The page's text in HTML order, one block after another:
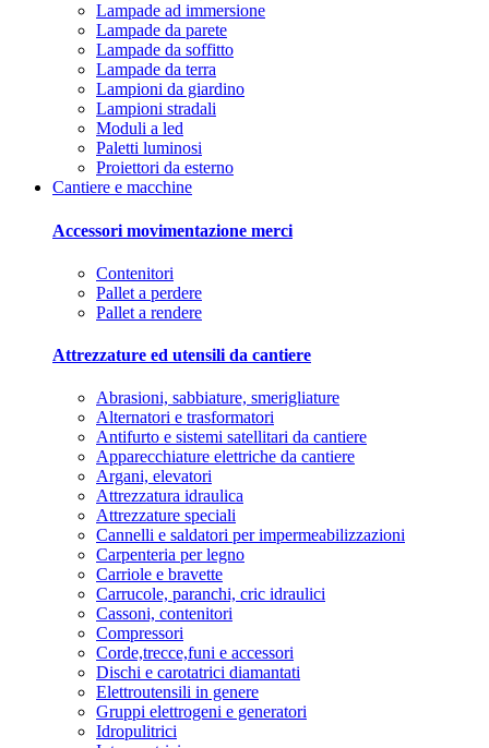
Lampade ad immersione
Lampade da parete
Lampade da soffitto
Lampade da terra
Lampioni da giardino
Lampioni stradali
Moduli a led
Paletti luminosi
Proiettori da esterno
Cantiere e macchine
Accessori movimentazione merci
Contenitori
Pallet a perdere
Pallet a rendere
Attrezzature ed utensili da cantiere
Abrasioni, sabbiature, smerigliature
Alternatori e trasformatori
Antifurto e sistemi satellitari da cantiere
Apparecchiature elettriche da cantiere
Argani, elevatori
Attrezzatura idraulica
Attrezzature speciali
Cannelli e saldatori per impermeabilizzazioni
Carpenteria per legno
Carriole e bravette
Carrucole, paranchi, cric idraulici
Cassoni, contenitori
Compressori
Corde,trecce,funi e accessori
Dischi e carotatrici diamantati
Elettroutensili in genere
Gruppi elettrogeni e generatori
Idropulitrici